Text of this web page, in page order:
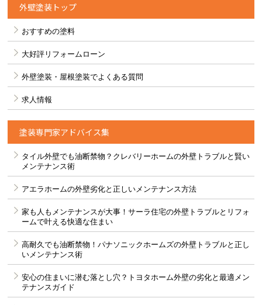
外壁塗装トップ
おすすめの塗料
大好評リフォームローン
外壁塗装・屋根塗装でよくある質問
求人情報
塗装専門家アドバイス集
タイル外壁でも油断禁物？クレバリーホームの外壁トラブルと賢い
メンテナンス術
アエラホームの外壁劣化と正しいメンテナンス方法
家も人もメンテナンスが大事！サーラ住宅の外壁トラブルとリフォ
ームで叶える快適な住まい
高耐久でも油断禁物！パナソニックホームズの外壁トラブルと正し
いメンテナンス術
安心の住まいに潜む落とし穴？トヨタホーム外壁の劣化と最適メン
テナンスガイド